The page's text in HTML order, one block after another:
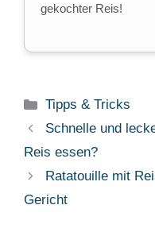
gekochter Reis!
Kategorien
Tipps & Tricks
Schnelle und
Reis essen?
Ratatouille mit
Gericht